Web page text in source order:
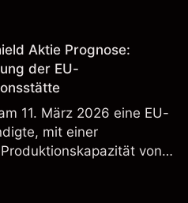
auf 4,4% stieg. Die
Ergebnisse.
Aktie Prognose:
der EU-
11. März 2026 eine EU-
mit einer
von
2026. Die